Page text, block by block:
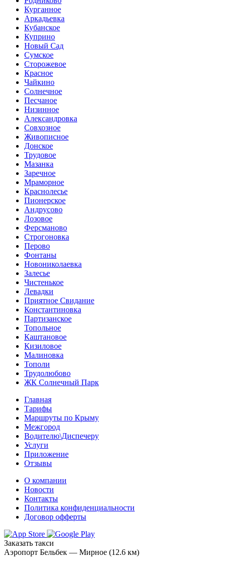
Курганное
Аркадьевка
Кубанское
Куприно
Новый Сад
Сумское
Сторожевое
Красное
Чайкино
Солнечное
Песчаное
Низинное
Александровка
Совхозное
Живописное
Донское
Трудовое
Мазанка
Заречное
Мраморное
Краснолесье
Пионерское
Андрусово
Лозовое
Ферсманово
Строгоновка
Перово
Фонтаны
Новониколаевка
Залесье
Чистенькое
Левадки
Приятное Свидание
Константиновка
Партизанское
Топольное
Каштановое
Кизиловое
Малиновка
Тополи
Трудолюбово
ЖК Солнечный Парк
Главная
Тарифы
Маршруты по Крыму
Межгород
Водителю\Диспечеру
Услуги
Приложение
Отзывы
О компании
Новости
Контакты
Политика конфиденциальности
Договор офферты
Заказать такси
Аэропорт Бельбек — Мирное (12.6 км)